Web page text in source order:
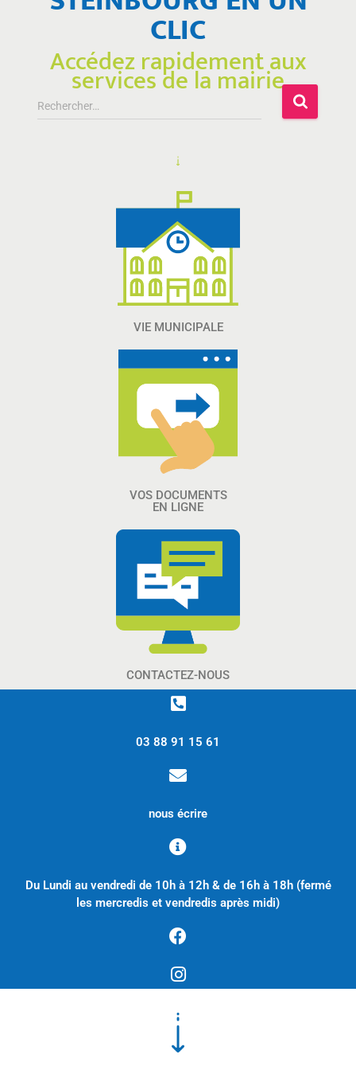
CLIC
Accédez rapidement aux
services de la mairie
Rechercher…
VIE MUNICIPALE
VOS DOCUMENTS
EN LIGNE
CONTACTEZ-NOUS
03 88 91 15 61
nous écrire
Du Lundi au vendredi de 10h à 12h & de 16h à 18h (fermé
les mercredis et vendredis après midi)